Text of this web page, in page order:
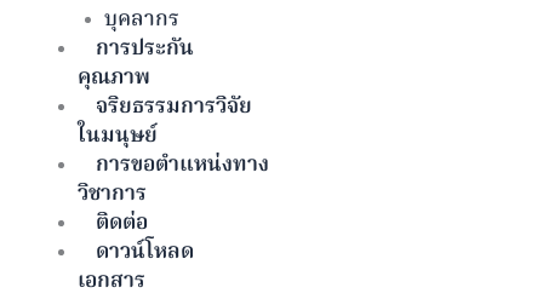
บุคลากร
การประกัน
คุณภาพ
จริยธรรมการวิจัย
ในมนุษย์
การขอตำแหน่งทาง
วิชาการ
ติดต่อ
ดาวน์โหลด
เอกสาร